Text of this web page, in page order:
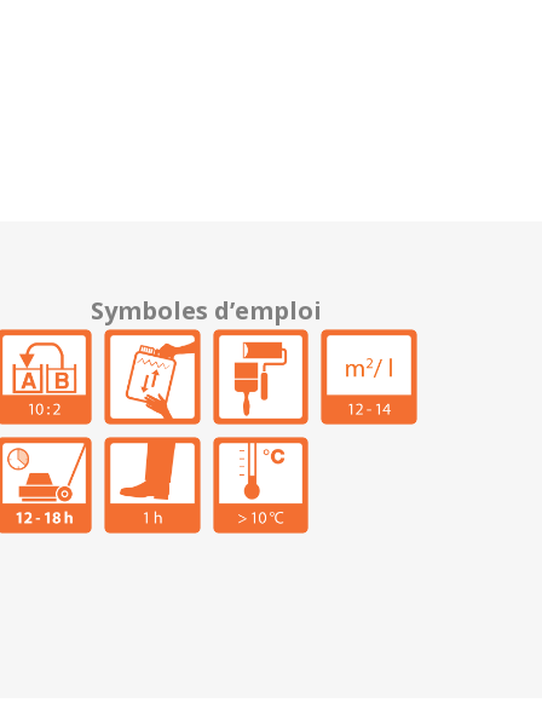
Symboles d’emploi